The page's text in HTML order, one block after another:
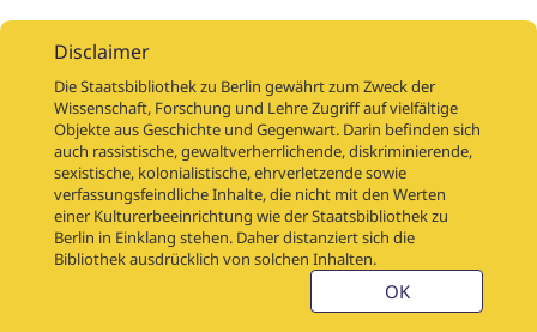
DigitalisierungsaufträgeÜberDigitalisierungsprojekteLinks
DigiworkflowWeitere digitalisierte Bestände
Kontakt
Nutzungsbedingungen
Startseite der SBB
Stabikat
Weitere Kataloge der SBB
Disclaimer
Die Staatsbibliothek zu Berlin gewährt zum Zweck der
Wissenschaft, Forschung und Lehre Zugriff auf vielfältige
Objekte aus Geschichte und Gegenwart. Darin befinden sich
auch rassistische, gewaltverherrlichende, diskriminierende,
sexistische, kolonialistische, ehrverletzende sowie
verfassungsfeindliche Inhalte, die nicht mit den Werten
einer Kulturerbeeinrichtung wie der Staatsbibliothek zu
Berlin in Einklang stehen. Daher distanziert sich die
Bibliothek ausdrücklich von solchen Inhalten.
OK